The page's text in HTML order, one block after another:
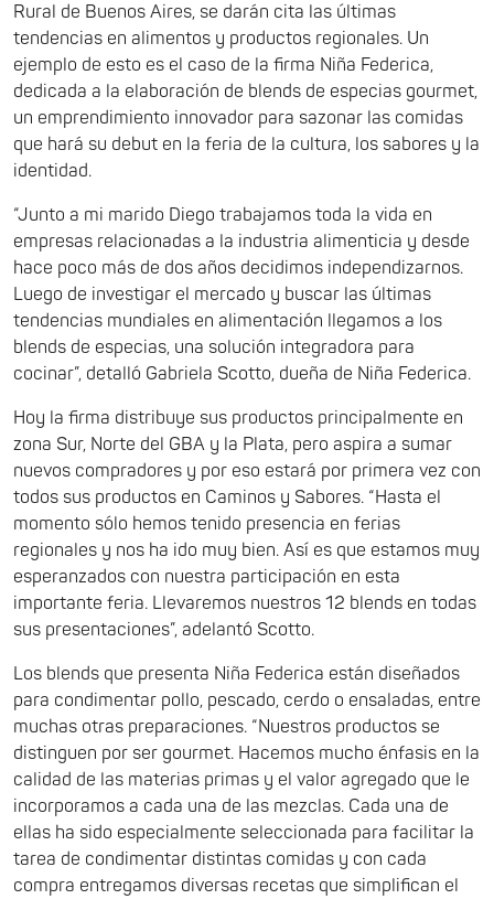
Rural de Buenos Aires, se darán cita las últimas
tendencias en alimentos y productos regionales. Un
ejemplo de esto es el caso de la firma Niña Federica,
dedicada a la elaboración de blends de especias gourmet,
un emprendimiento innovador para sazonar las comidas
que hará su debut en la feria de la cultura, los sabores y la
identidad.
“Junto a mi marido Diego trabajamos toda la vida en
empresas relacionadas a la industria alimenticia y desde
hace poco más de dos años decidimos independizarnos.
Luego de investigar el mercado y buscar las últimas
tendencias mundiales en alimentación llegamos a los
blends de especias, una solución integradora para
cocinar”, detalló Gabriela Scotto, dueña de Niña Federica.
Hoy la firma distribuye sus productos principalmente en
zona Sur, Norte del GBA y la Plata, pero aspira a sumar
nuevos compradores y por eso estará por primera vez con
todos sus productos en Caminos y Sabores. “Hasta el
momento sólo hemos tenido presencia en ferias
regionales y nos ha ido muy bien. Así es que estamos muy
esperanzados con nuestra participación en esta
importante feria. Llevaremos nuestros 12 blends en todas
sus presentaciones”, adelantó Scotto.
Los blends que presenta Niña Federica están diseñados
para condimentar pollo, pescado, cerdo o ensaladas, entre
muchas otras preparaciones. “Nuestros productos se
distinguen por ser gourmet. Hacemos mucho énfasis en la
calidad de las materias primas y el valor agregado que le
incorporamos a cada una de las mezclas. Cada una de
ellas ha sido especialmente seleccionada para facilitar la
tarea de condimentar distintas comidas y con cada
compra entregamos diversas recetas que simplifican el